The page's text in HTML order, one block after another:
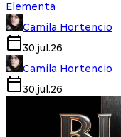
Elementa
Camila Hortencio
30.jul.26
Camila Hortencio
30.jul.26